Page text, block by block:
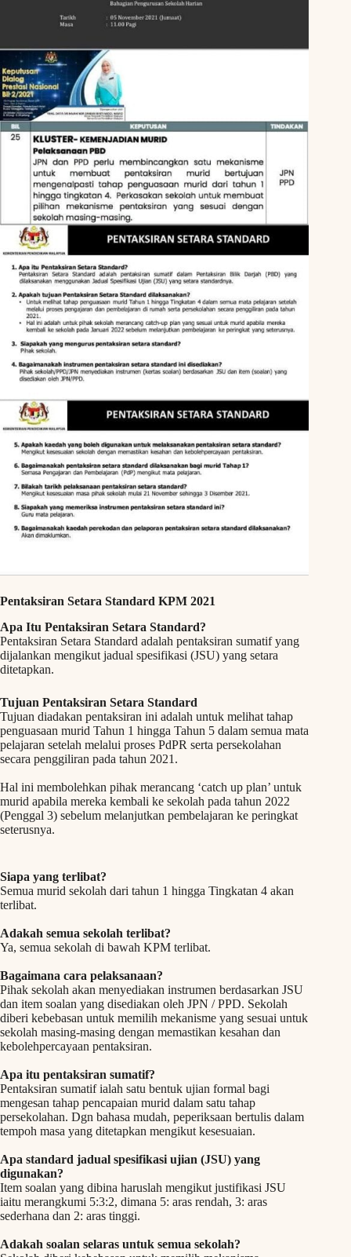
Pentaksiran Setara Standard KPM 2021
Apa Itu Pentaksiran Setara Standard?
Pentaksiran Setara Standard adalah pentaksiran sumatif yang
dijalankan mengikut jadual spesifikasi (JSU) yang setara
ditetapkan.
Tujuan Pentaksiran Setara Standard
Tujuan diadakan pentaksiran ini adalah untuk melihat tahap
penguasaan murid Tahun 1 hingga Tahun 5 dalam semua mata
pelajaran setelah melalui proses PdPR serta persekolahan
secara penggiliran pada tahun 2021.
Hal ini membolehkan pihak merancang ‘catch up plan’ untuk
murid apabila mereka kembali ke sekolah pada tahun 2022
(Penggal 3) sebelum melanjutkan pembelajaran ke peringkat
seterusnya.
Siapa yang terlibat?
Semua murid sekolah dari tahun 1 hingga Tingkatan 4 akan
terlibat.
Adakah semua sekolah terlibat?
Ya, semua sekolah di bawah KPM terlibat.
Bagaimana cara pelaksanaan?
Pihak sekolah akan menyediakan instrumen berdasarkan JSU
dan item soalan yang disediakan oleh JPN / PPD. Sekolah
diberi kebebasan untuk memilih mekanisme yang sesuai untuk
sekolah masing-masing dengan memastikan kesahan dan
kebolehpercayaan pentaksiran.
Apa itu pentaksiran sumatif?
Pentaksiran sumatif ialah satu bentuk ujian formal bagi
mengesan tahap pencapaian murid dalam satu tahap
persekolahan. Dgn bahasa mudah, peperiksaan bertulis dalam
tempoh masa yang ditetapkan mengikut kesesuaian.
Apa standard jadual spesifikasi ujian (JSU) yang
digunakan?
Item soalan yang dibina haruslah mengikut justifikasi JSU
iaitu merangkumi 5:3:2, dimana 5: aras rendah, 3: aras
sederhana dan 2: aras tinggi.
Adakah soalan selaras untuk semua sekolah?